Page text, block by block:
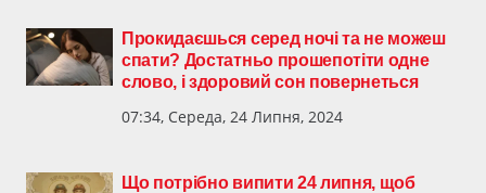
Прокидаєшься серед ночі та не можеш
спати? Достатньо прошепотіти одне
слово, і здоровий сон повернеться
07:34, Середа, 24 Липня, 2024
Що потрібно випити 24 липня, щоб